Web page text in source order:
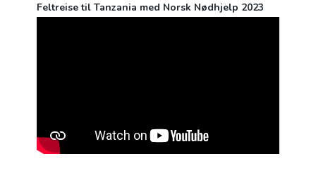
Feltreise til Tanzania med Norsk Nødhjelp 2023